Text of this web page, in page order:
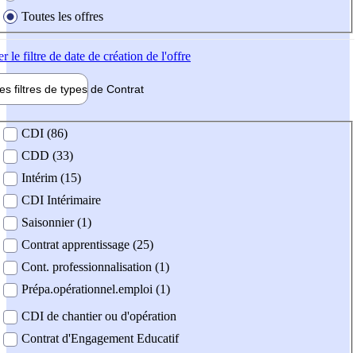
Toutes les offres
le filtre de date de création de l'offre
filtres de types de Contrat
contrat
CDI (86)
CDD (33)
Intérim (15)
CDI Intérimaire
Saisonnier (1)
Contrat apprentissage (25)
Cont. professionnalisation (1)
Prépa.opérationnel.emploi (1)
CDI de chantier ou d'opération
Contrat d'Engagement Educatif